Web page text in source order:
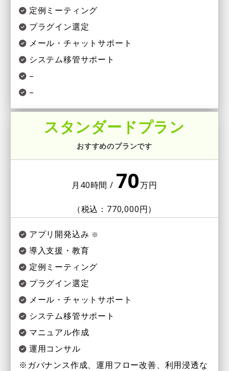
定例ミーティング
プラグイン選定
メール・チャットサポート
システム移管サポート
–
–
スタンダードプラン
おすすめのプランです
月40時間 / 70万円
（税込：770,000円）
アプリ開発込み ※
導入支援・教育
定例ミーティング
プラグイン選定
メール・チャットサポート
システム移管サポート
マニュアル作成
運用コンサル
※ガバナンス作成、運用フロー改善、利用浸透な